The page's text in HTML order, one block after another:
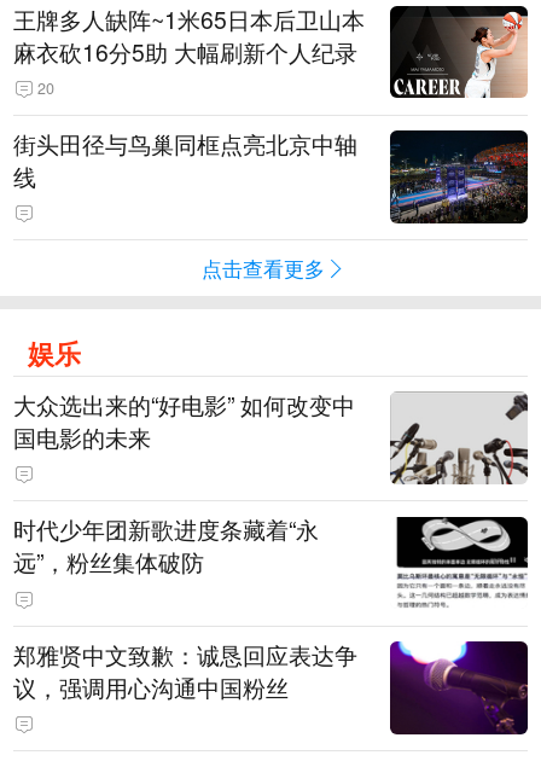
王牌多人缺阵~1米65日本后卫山本
麻衣砍16分5助 大幅刷新个人纪录
20
街头田径与鸟巢同框点亮北京中轴
线
点击查看更多
娱乐
大众选出来的“好电影” 如何改变中
国电影的未来
时代少年团新歌进度条藏着“永
远”，粉丝集体破防
郑雅贤中文致歉：诚恳回应表达争
议，强调用心沟通中国粉丝